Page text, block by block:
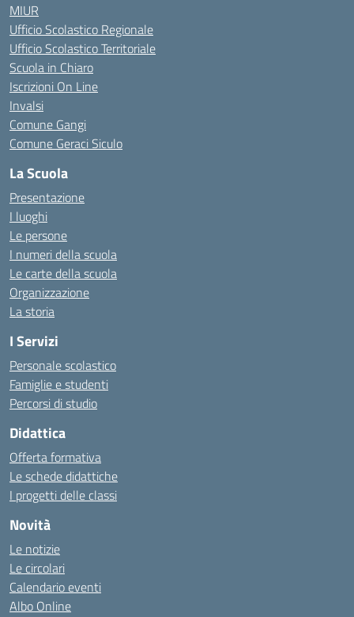
MIUR
Ufficio Scolastico Regionale
Ufficio Scolastico Territoriale
Scuola in Chiaro
Iscrizioni On Line
Invalsi
Comune Gangi
Comune Geraci Siculo
La Scuola
Presentazione
I luoghi
Le persone
I numeri della scuola
Le carte della scuola
Organizzazione
La storia
I Servizi
Personale scolastico
Famiglie e studenti
Percorsi di studio
Didattica
Offerta formativa
Le schede didattiche
I progetti delle classi
Novità
Le notizie
Le circolari
Calendario eventi
Albo Online